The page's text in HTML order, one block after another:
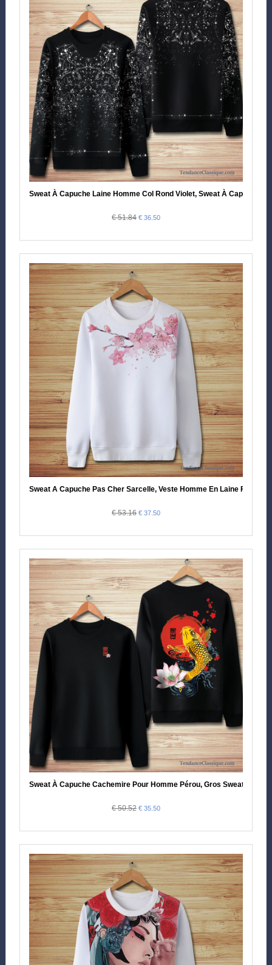
Sweat À Capuche Laine Homme Col Rond Violet, Sweat À Capuche
€ 51.84 € 36.50
Sweat A Capuche Pas Cher Sarcelle, Veste Homme En Laine France
€ 53.16 € 37.50
Sweat À Capuche Cachemire Pour Homme Pérou, Gros Sweat À
€ 50.52 € 35.50